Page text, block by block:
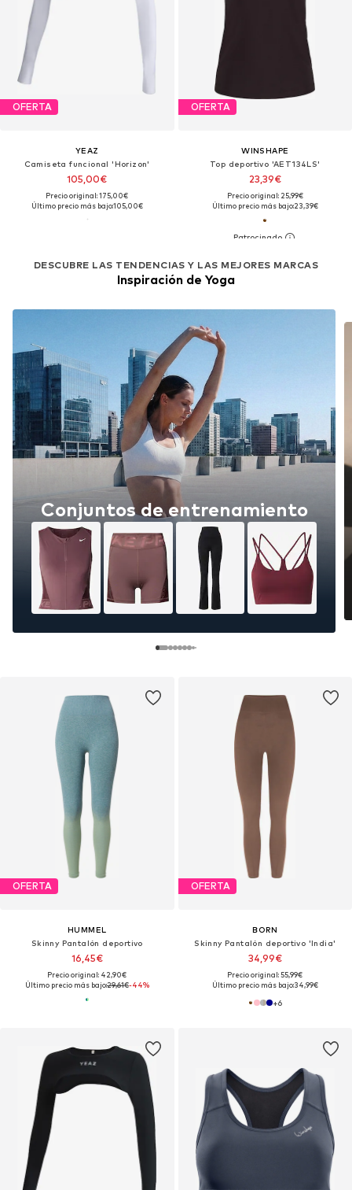
OFERTA
YEAZ
Camiseta funcional 'Horizon'
105,00€
Precio original: 175,00€
Último precio más bajo:105,00€
DESCUBRE LAS TENDENCIAS Y LAS MEJORES MARCAS
Inspiración de Yoga
Conjuntos de entrenamiento
OFERTA
WINSHAPE
Top deportivo 'AET134LS'
23,39€
Precio original: 25,99€
Último precio más bajo:23,39€
OFERTA
HUMMEL
Skinny Pantalón deportivo
16,45€
Precio original: 42,90€
Último precio más bajo:29,61€-44%
OFERTA
BORN
Skinny Pantalón deportivo 'India'
34,99€
Precio original: 55,99€
Último precio más bajo:34,99€
+6